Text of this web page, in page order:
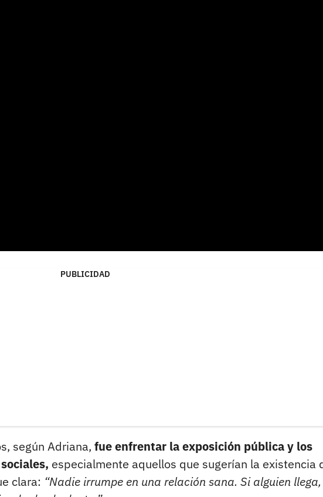
PUBLICIDAD
según Adriana, fue enfrentar la exposición pública y los
especialmente aquellos que sugerían la existencia
clara: “Nadie irrumpe en una relación sana. Si alguien llega,